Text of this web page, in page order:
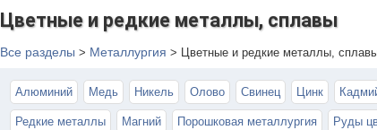
Цветные и редкие металлы, сплавы
Все разделы > Металлургия > Цветные и редкие металлы,
Алюминий Медь Никель Олово Свинец Цинк
Редкие металлы Магний Порошковая металлургия Руды